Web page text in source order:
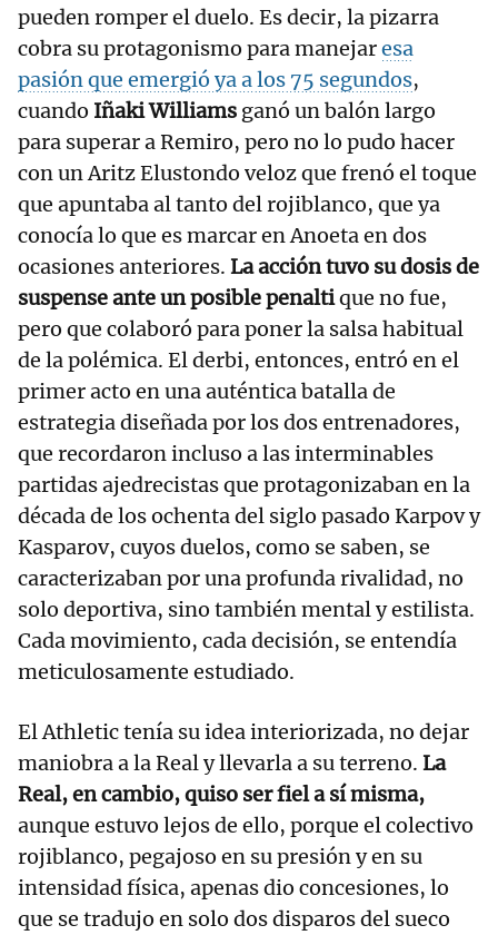
pueden romper el duelo. Es decir, la pizarra
cobra su protagonismo para manejaresa
pasión que emergió ya a los 75 segundos,
cuando Iñaki Williams ganó un balón largo
para superar a Remiro, pero no lo pudo hacer
con un Aritz Elustondo veloz que frenó el toque
que apuntaba al tanto del rojiblanco, que ya
conocía lo que es marcar en Anoeta en dos
ocasiones anteriores. La acción tuvo su dosis de
suspense ante un posible penaltique no fue,
pero que colaboró para poner la salsa habitual
de la polémica. El derbi, entonces, entró en el
primer acto en una auténtica batalla de
estrategia diseñada por los dos entrenadores,
que recordaron incluso a las interminables
partidas ajedrecistas que protagonizaban en la
década de los ochenta del siglo pasado Karpov y
Kasparov, cuyos duelos, como se saben, se
caracterizaban por una profunda rivalidad, no
solo deportiva, sino también mental y estilista.
Cada movimiento, cada decisión, se entendía
meticulosamente estudiado.
El Athletic tenía su idea interiorizada, no dejar
maniobra a la Real y llevarla a su terreno. La
Real, en cambio, quiso ser fiel a sí misma,
aunque estuvo lejos de ello, porque el colectivo
rojiblanco, pegajoso en su presión y en su
intensidad física, apenas dio concesiones, lo
que se tradujo en solo dos disparos del sueco